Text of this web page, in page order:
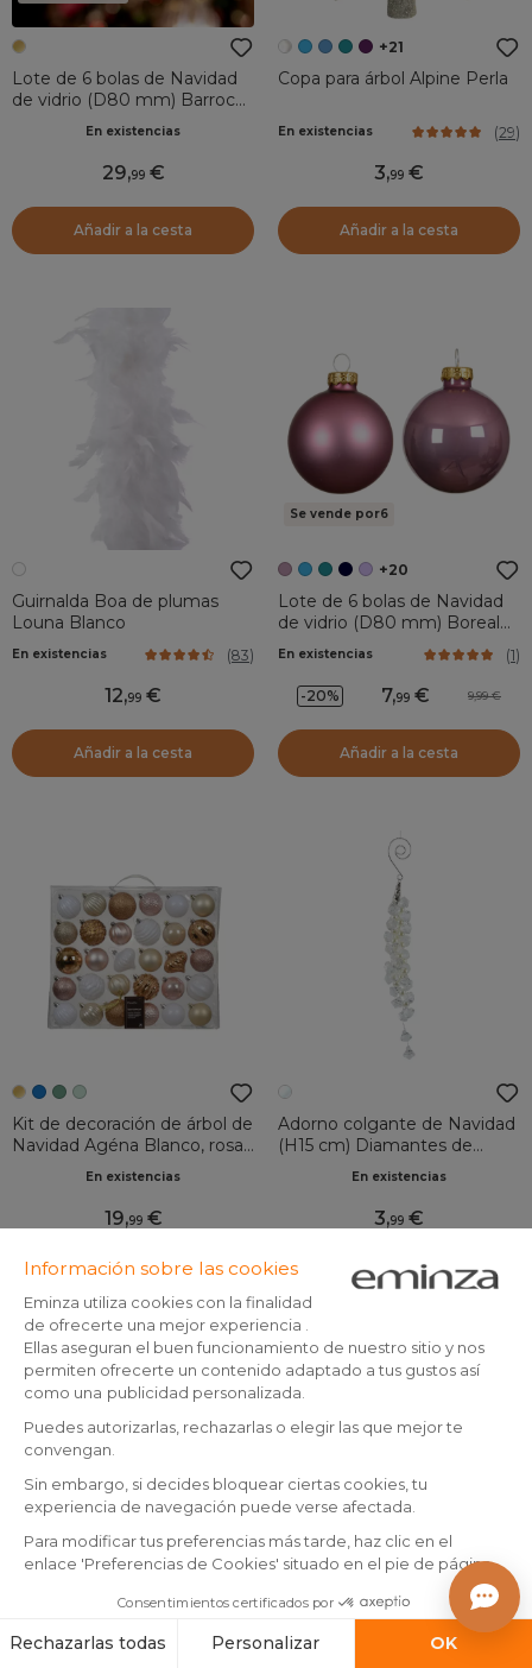
Lote de 6 bolas de Navidad
de vidrio (D80 mm) Barroco
En existencias
29,99
Añadir a la cesta
+21
Copa para árbol Alpine Perla
En existencias (29)
3,99
Añadir a la cesta
Guirnalda Boa de plumas
Louna Blanco
En existencias (83)
12,99
Añadir a la cesta
Se vende por6
+20
Lote de 6 bolas de Navidad
de vidrio (D80 mm) Boreal
Rosa viejo
En existencias (1)
-20% 7,99 9,99
Añadir a la cesta
Kit de decoración de árbol de
Navidad Agéna Blanco, rosa
En existencias
19,99
Añadir a la cesta
Adorno colgante de Navidad
(H15 cm) Diamantes de
Escarcha Transparente
En existencias
3,99
Añadir a la cesta
Adorno de Navidad colgante
Rama decorativa (H88 cm)